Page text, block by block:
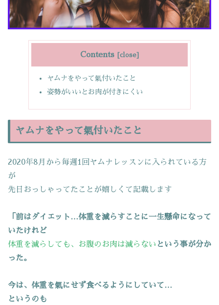
Contents
ヤムナをやって氣付いたこと
姿勢がいいとお肉が付きにくい
ヤムナをやって氣付いたこと
2020年8月から毎週1回ヤムナレッスンに入られている方
が
先日おっしゃってたことが嬉しくて記載します
「前はダイエット…体重を減らすことに一生懸命になって
いたけれど
体重を減らしても、お腹のお肉は減らない という事が分か
った。
今は、体重を氣にせず食べるようにしていて…
というのも